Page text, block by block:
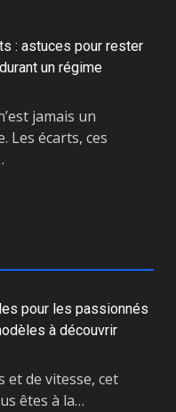
: astuces pour rester
un régime
jamais un
Les écarts, ces
pour les passionnés
à découvrir
et de vitesse, cet
êtes à la…